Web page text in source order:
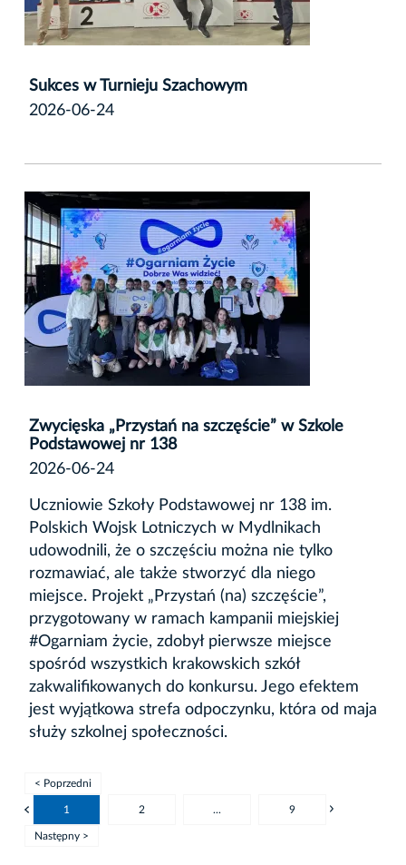
Sukces w Turnieju Szachowym
2026-06-24
Zwycięska „Przystań na szczęście” w Szkole
Podstawowej nr 138
2026-06-24
Uczniowie Szkoły Podstawowej nr 138 im.
Polskich Wojsk Lotniczych w Mydlnikach
udowodnili, że o szczęściu można nie tylko
rozmawiać, ale także stworzyć dla niego
miejsce. Projekt „Przystań (na) szczęście”,
przygotowany w ramach kampanii miejskiej
#Ogarniam życie, zdobył pierwsze miejsce
spośród wszystkich krakowskich szkół
zakwalifikowanych do konkursu. Jego efektem
jest wyjątkowa strefa odpoczynku, która od maja
służy szkolnej społeczności.
< Poprzedni
1 2 ... 9
Następny >